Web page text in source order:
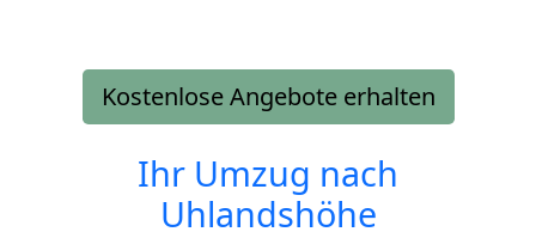
Kostenlose Angebote erhalten
Ihr Umzug nach
Uhlandshöhe